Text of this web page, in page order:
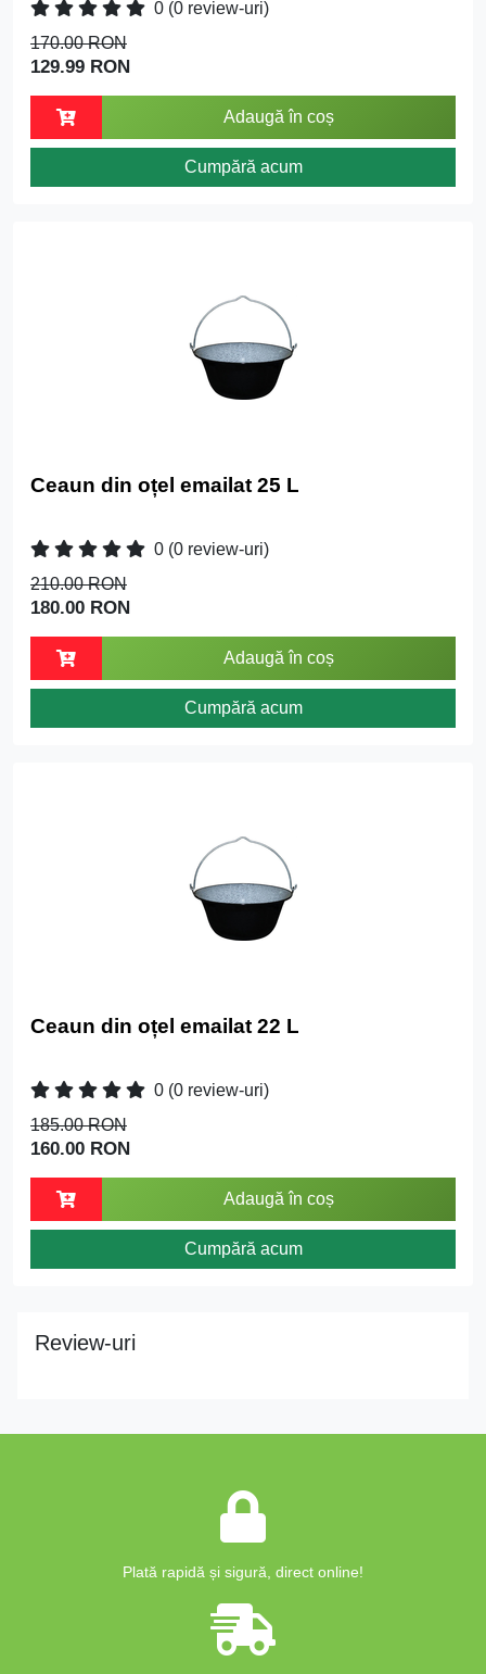
0 (0 review-uri)
170.00 RON
129.99 RON
Adaugă în coș
Cumpără acum
Ceaun din oțel emailat 25 L
0 (0 review-uri)
210.00 RON
180.00 RON
Adaugă în coș
Cumpără acum
Ceaun din oțel emailat 22 L
0 (0 review-uri)
185.00 RON
160.00 RON
Adaugă în coș
Cumpără acum
Review-uri
Plată rapidă și sigură, direct online!